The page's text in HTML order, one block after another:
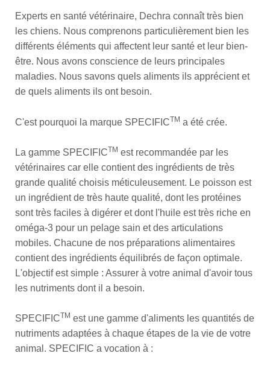
Experts en santé vétérinaire, Dechra connaît très bien
les chiens. Nous comprenons particulièrement bien les
différents éléments qui affectent leur santé et leur bien-
être. Nous avons conscience de leurs principales
maladies. Nous savons quels aliments ils apprécient et
de quels aliments ils ont besoin.
C'est pourquoi la marque SPECIFICTM a été crée.
La gamme SPECIFICTM est recommandée par les
vétérinaires car elle contient des ingrédients de très
grande qualité choisis méticuleusement. Le poisson est
un ingrédient de très haute qualité, dont les protéines
sont très faciles à digérer et dont l'huile est très riche en
oméga-3 pour un pelage sain et des articulations
mobiles. Chacune de nos préparations alimentaires
contient des ingrédients équilibrés de façon optimale.
L'objectif est simple : Assurer à votre animal d'avoir tous
les nutriments dont il a besoin.
SPECIFICTM est une gamme d'aliments les quantités de
nutriments adaptées à chaque étapes de la vie de votre
animal. SPECIFIC a vocation à :